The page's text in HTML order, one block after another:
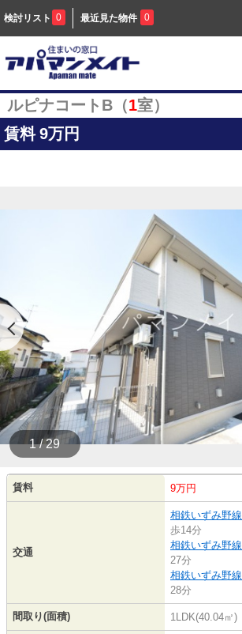
検討リスト 0 最近見た物件 0
ルピナコートB（1室）
賃料 9万円
1 / 29
賃料 9万円
交通
相鉄いずみ野線
歩14分
相鉄いずみ野線
27分
相鉄いずみ野線
28分
間取り(面積) 1LDK(40.04㎡)